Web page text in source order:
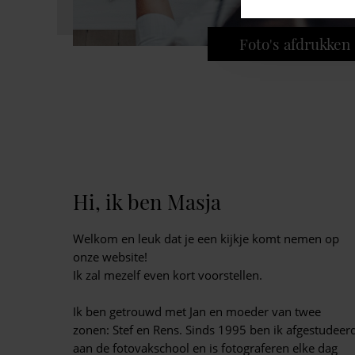
Foto's afdrukken
Hi, ik ben Masja
Welkom en leuk dat je een kijkje komt nemen op
onze website!
Ik zal mezelf even kort voorstellen.
Ik ben getrouwd met Jan en moeder van twee
zonen: Stef en Rens. Sinds 1995 ben ik
aan de fotovakschool en is fotograferen elke dag